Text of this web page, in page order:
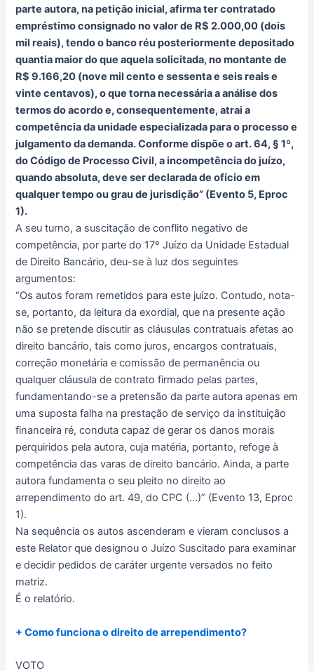
parte autora, na petição inicial, afirma ter contratado
empréstimo consignado no valor de R$ 2.000,00 (dois
mil reais), tendo o banco réu posteriormente depositado
quantia maior do que aquela solicitada, no montante de
R$ 9.166,20 (nove mil cento e sessenta e seis reais e
vinte centavos), o que torna necessária a análise dos
termos do acordo e, consequentemente, atrai a
competência da unidade especializada para o processo e
julgamento da demanda. Conforme dispõe o art. 64, § 1º,
do Código de Processo Civil, a incompetência do juízo,
quando absoluta, deve ser declarada de ofício em
qualquer tempo ou grau de jurisdição” (Evento 5, Eproc
1).
A seu turno, a suscitação de conflito negativo de
competência, por parte do 17º Juízo da Unidade Estadual
de Direito Bancário, deu-se à luz dos seguintes
argumentos:
“Os autos foram remetidos para este juízo. Contudo, nota-
se, portanto, da leitura da exordial, que na presente ação
não se pretende discutir as cláusulas contratuais afetas ao
direito bancário, tais como juros, encargos contratuais,
correção monetária e comissão de permanência ou
qualquer cláusula de contrato firmado pelas partes,
fundamentando-se a pretensão da parte autora apenas em
uma suposta falha na prestação de serviço da instituição
financeira ré, conduta capaz de gerar os danos morais
perquiridos pela autora, cuja matéria, portanto, refoge à
competência das varas de direito bancário. Ainda, a parte
autora fundamenta o seu pleito no direito ao
arrependimento do art. 49, do CPC (…)” (Evento 13, Eproc
1).
Na sequência os autos ascenderam e vieram conclusos a
este Relator que designou o Juízo Suscitado para examinar
e decidir pedidos de caráter urgente versados no feito
matriz.
É o relatório.
+ Como funciona o direito de arrependimento?
VOTO